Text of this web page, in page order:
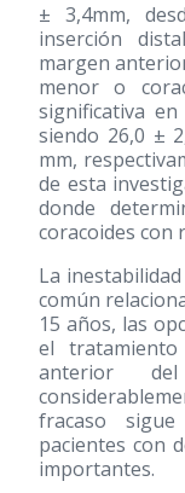
± 3,4mm,
inserción
margen
menor o
significativa
siendo 26,0 ±
mm,
de esta
donde
coracoides con
La
común
15 años, las
el
anterior
fracaso
pacientes con
importantes.